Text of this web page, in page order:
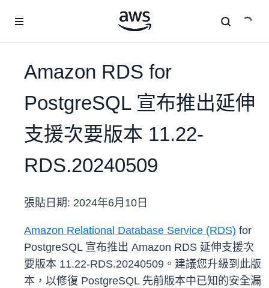
Amazon RDS for
PostgreSQL 宣布推出延伸
支援次要版本 11.22-
RDS.20240509
張貼日期: 2024年6月10日
Amazon Relational Database Service (RDS) for
PostgreSQL 宣布推出 Amazon RDS 延伸支援次
要版本 11.22-RDS.20240509。建議您升級到此版
本，以修復 PostgreSQL 先前版本中已知的安全漏